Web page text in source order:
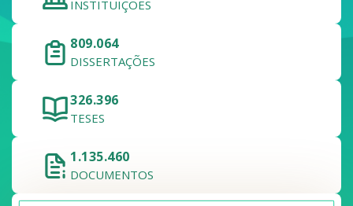
INSTITUIÇÕES
809.064
DISSERTAÇÕES
326.396
TESES
1.135.460
DOCUMENTOS